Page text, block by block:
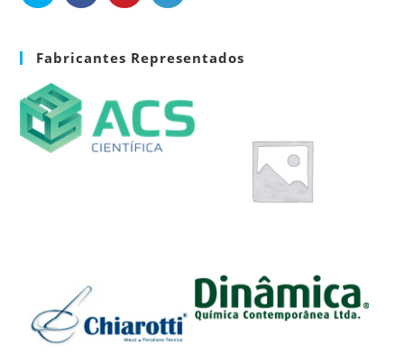
Fabricantes Representados